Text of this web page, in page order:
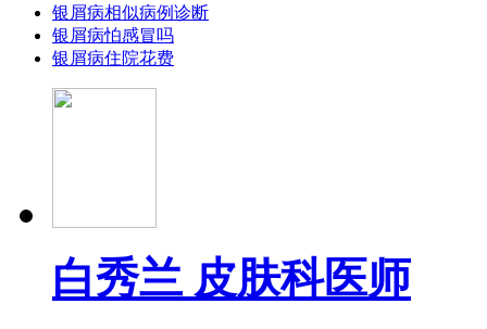
银屑病相似病例诊断
银屑病怕感冒吗
银屑病住院花费
白秀兰 皮肤科医师